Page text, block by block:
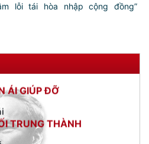
lỗi tái hòa nhập cộng đồng”
LIÊM, CHÍNH
ÁI GIÚP ĐỠ
TRUNG THÀNH
LỄ PHÉP